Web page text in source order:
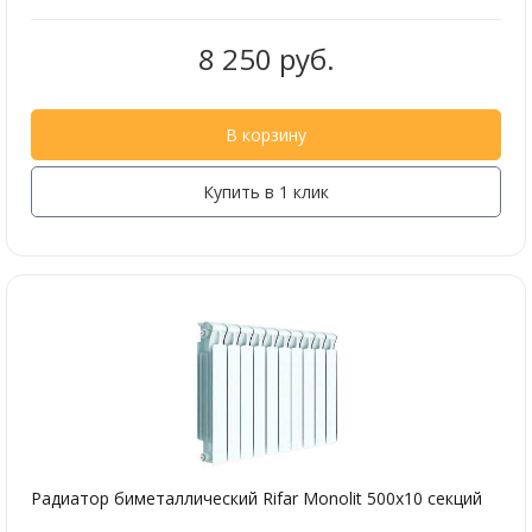
8 250 руб.
В корзину
Купить в 1 клик
Радиатор биметаллический Rifar Monolit 500х10 секций